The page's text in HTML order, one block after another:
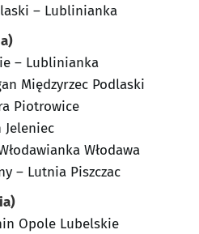
– Lublinianka
– Lublinianka
Międzyrzec Podlaski
Piotrowice
Jeleniec
Włodawa
– Lutnia Piszczac
Opole Lubelskie